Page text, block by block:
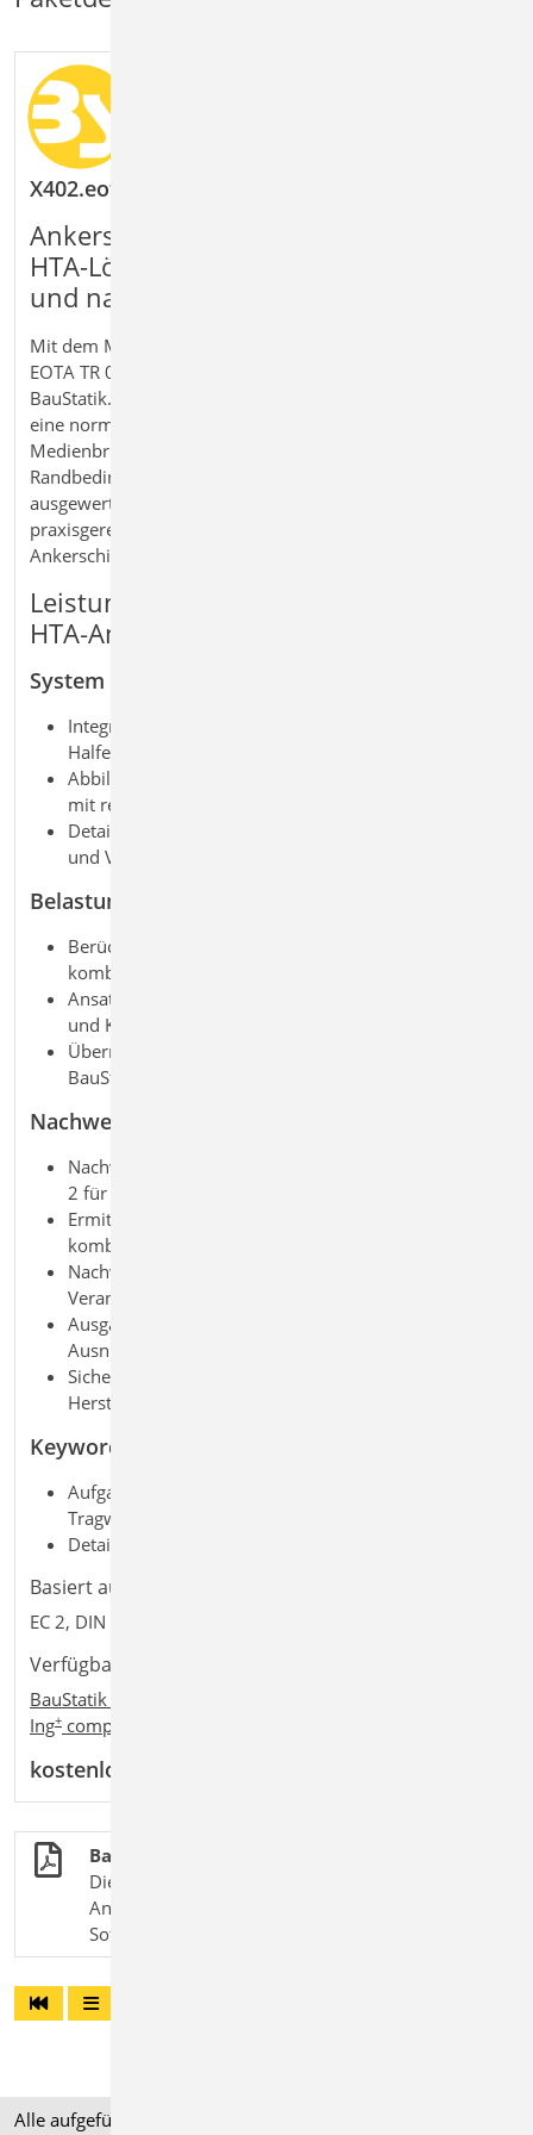
X402.eota HALFEN HTA-Ankerschiene, EOTA TR
Ankerschienen mit integrierter Halfen
HTA-Lösung nach EOTA bemessen
und nachweisen
Mit dem Modul X402.eota Halfen HTA‑Ankerschiene,
EOTA TR 047 bemessen Sie Ankerschienen direkt in der
BauStatik. Das integrierte Herstellerprogramm ermöglicht
eine normgerechte und geprüfte Auslegung ohne
Medienbruch. Geometrie, Einwirkungen und
Randbedingungen werden übernommen und vollständig
ausgewertet. So erhalten Sie eine sichere und
praxisgerechte Lösung für die Bemessung von
Ankerschienen im Stahlbetonbau.
Leistungsmerkmale X402.eota Halfen
HTA‑Ankerschiene, EOTA TR 047
System
Integration der originalen
Halfen
Abbildung von Ankerschienen in Stahlbetonbauteilen
mit realistischen Einbaubedingungen
Detaillierte Eingabe von Geometrie, Randabständen
und Verankerung
Belastung
Berücksichtigung von Zug- und Querkräften sowie
kombinierter Beanspruchung
Ansatz von Lasten in unterschiedlichen Richtungen
und Kombinationen
Übernahme vorhandener Einwirkungen aus der
BauStatik
Nachweise
Nachweise nach EOTA TR 047, ETA
2 für Ankerschienen
Ermittlung der Tragfähigkeit für Zug-, Quer- und
kombinierte Lasten
Nachweis von Betonversagen, Stahlversagen und
Verankerung
Ausgabe aller Nachweise und Ergebnisse mit
Ausnutzung
Sichere Bemessung auf Basis geprüfter
Herstellersoftware
Keywords
Aufgaben: Beton-/Stahlbetonbau; Massivbau;
Tragwerksplanung
Detailaufgaben: Detailnachweis
Basiert auf den Normen:
EC 2, DIN EN 1992-1-1:2011-01
Verfügbar in den Paketen:
BauStatik compact
Ing+ compact
kostenlos
BauStatik.eXtended
Die X-Module in der BauStatik erweitern das
Anwendungsgebiet der Positionsstatik um
Software-Lösungen diverser Bauteillieferanten.
Alle aufgeführten Preise verstehen sich für Module/Pakete